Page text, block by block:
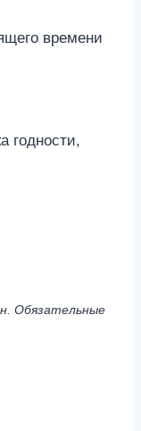
времени
годности,
Обязательные